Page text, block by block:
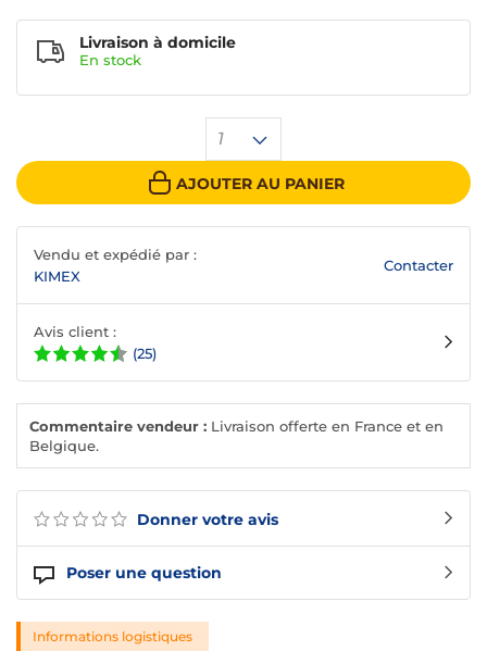
Donner votre avis
Poser une question
1
AJOUTER AU PANIER
Livraison à domicile
En stock
Vendu et expédié par :
KIMEX
Contacter
Avis client :
(25)
Commentaire vendeur : Livraison offerte en France et en
Belgique.
Informations logistiques